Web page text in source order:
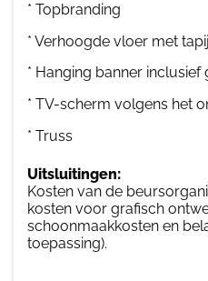
* Topbranding
* Verhoogde vloer met
* Hanging banner
* TV-scherm volgens het
* Truss
Uitsluitingen:
Kosten van de
kosten voor grafisch
schoonmaakkosten en
toepassing).